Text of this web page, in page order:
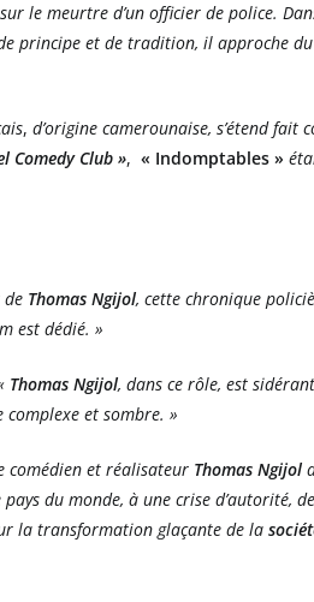
le meurtre d’un officier de police.
principe et de tradition, il approche
, d’origine camerounaise, s’étend fait
Comedy Club », « Indomptables »
de Thomas Ngijol, cette chronique
est dédié. »
Thomas Ngijol, dans ce rôle, est
et sombre. »
comédien et réalisateur Thomas Ngijol
du monde, à une crise d’autorité,
la transformation glaçante de la